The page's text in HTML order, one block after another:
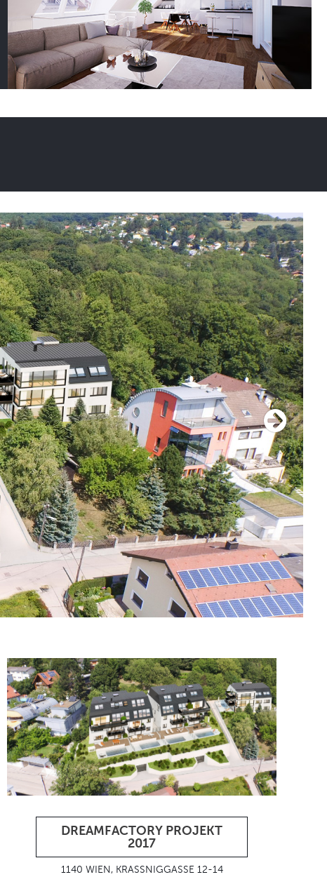
DREAMFACTORY PROJEKT
2017
1140 WIEN, KRASSNIGGASSE 12-14